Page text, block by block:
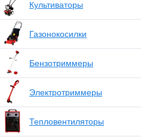
Культиваторы
Газонокосилки
Бензотриммеры
Электротриммеры
Тепловентиляторы